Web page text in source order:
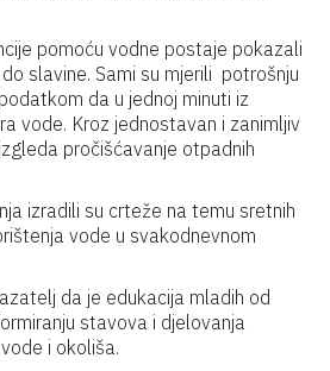
pomoću vodne postaje pokazali
slavine. Sami su mjerili potrošnju
da u jednoj minuti iz
vode. Kroz jednostavan i zanimljiv
pročišćavanje otpadnih
izradili su crteže na temu sretnih
vode u svakodnevnom
da je edukacija mladih od
stavova i djelovanja
i okoliša.